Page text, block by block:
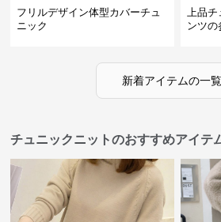
フリルデザイン体型カバーチュ
ニック
上品チ
ンツの
新着アイテムの一
チュニックニットのおすすめアイテ